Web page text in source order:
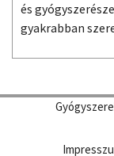
és
gyakrabban